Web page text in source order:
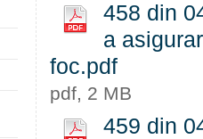
458 din
a
foc.pdf
pdf, 2 MB
459 din